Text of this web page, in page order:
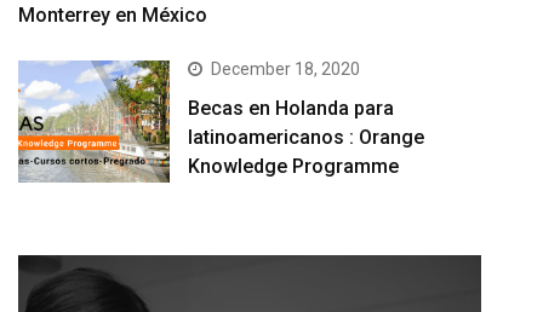
Monterrey en México
December 18, 2020
Becas en Holanda para
latinoamericanos : Orange
Knowledge Programme